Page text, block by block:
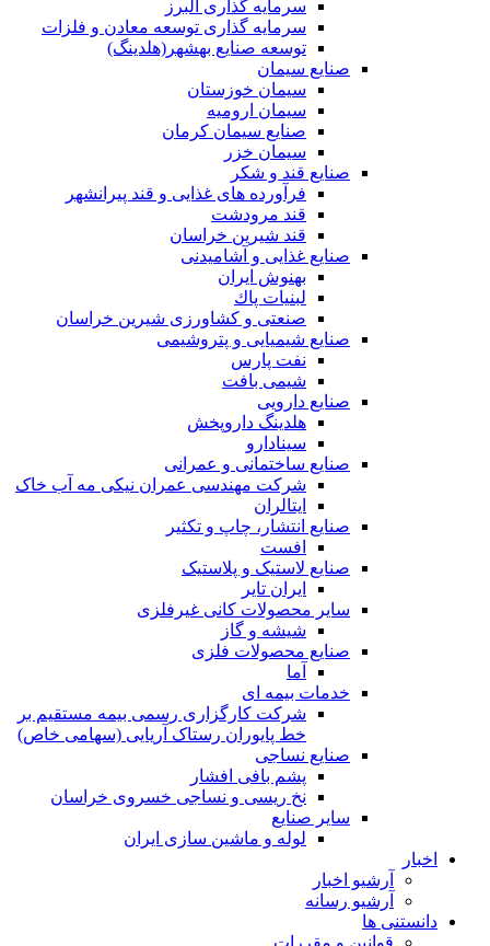
سرمایه گذاری البرز
سرمایه گذاری توسعه معادن و فلزات
توسعه‌ صنایع‌ بهشهر(هلدینگ)
صنایع سیمان
سیمان خوزستان
سیمان ارومیه
صنایع سیمان کرمان
سیمان خزر
صنایع قند و شکر
فرآورده های غذایی و قند پیرانشهر
قند مرودشت
قند شیرین خراسان
صنایع غذايی و آشاميدنی
بهنوش ایران
لبنيات پاك
صنعتی و کشاورزی شیرین خراسان
صنایع شیمیایی و پتروشیمی
نفت پارس
شیمی بافت
صنایع دارویی
هلدینگ داروپخش
سینادارو
صنایع ساختمانی و عمرانی
شرکت مهندسی عمران نیکی مه آب خاک
ایتالران
صنایع انتشار، چاپ و تکثير
افست
صنایع لاستیک و پلاستیک
ایران تایر
ساير محصولات كانی غيرفلزی
شیشه و گاز
صنایع محصولات فلزی
آما
خدمات بیمه ای
شرکت کارگزاری رسمی بیمه مستقیم بر
خط پایوران رستاک آریایی (سهامی خاص)
صنایع نساجی
پشم بافی افشار
نخ ریسی و نساجی خسروی خراسان
سایر صنایع
لوله و ماشین سازی ایران
اخبار
آرشیو اخبار
آرشیو رسانه
دانستنی ها
قوانین و مقررات